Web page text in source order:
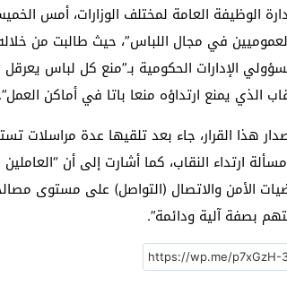
إدارة الوظيفة العامة لمختلف الوزارات، أمس
في مجال اللباس”، حيث طالبت من
مسؤولي الإدارات الحكومية بـ”منع كل لباس
الذي يمنع ارتداؤه منعا باتا في أماكن العمل”.
هذا القرار، جاء بعد تلقيها عدة مراسلات
ارتداء النقاب، كما أشارت إلى أن
الأمن والاتصال (التواصل) على مستوى
بصفة آلية ودائمة”.